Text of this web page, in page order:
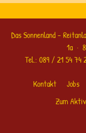
Das Sonnenland –
1a ·
Tel.: 089 / 21 54 74
Kontakt Jobs
Zum